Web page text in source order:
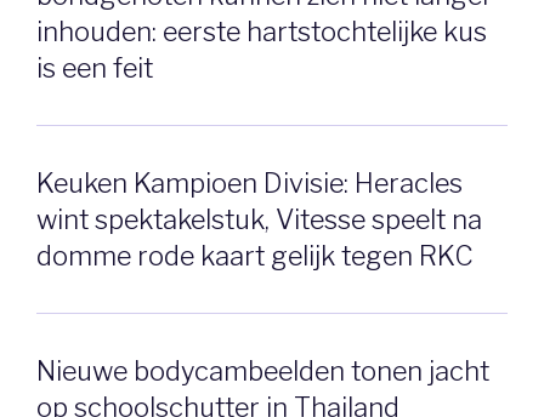
inhouden: eerste hartstochtelijke kus
is een feit
Keuken Kampioen Divisie: Heracles
wint spektakelstuk, Vitesse speelt na
domme rode kaart gelijk tegen RKC
Nieuwe bodycambeelden tonen jacht
op schoolschutter in Thailand